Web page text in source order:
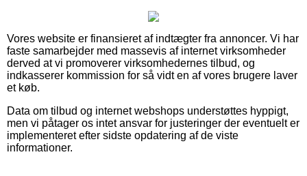
Vores website er finansieret af indtægter fra annoncer. Vi har
faste samarbejder med massevis af internet virksomheder
derved at vi promoverer virksomhedernes tilbud, og
indkasserer kommission for så vidt en af vores brugere laver
et køb.
Data om tilbud og internet webshops understøttes hyppigt,
men vi påtager os intet ansvar for justeringer der eventuelt er
implementeret efter sidste opdatering af de viste
informationer.